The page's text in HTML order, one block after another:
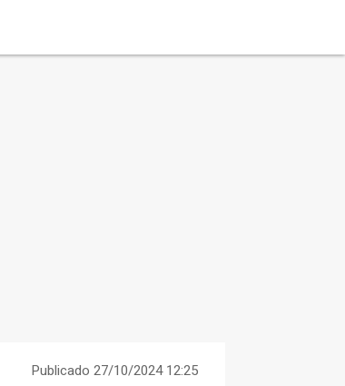
Publicado 27/10/2024 12:25